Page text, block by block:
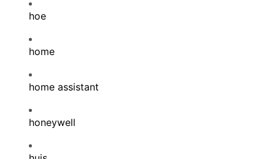
hoe
home
home assistant
honeywell